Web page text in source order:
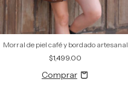
Morral de piel café y bordado artesanal
$1,499.00